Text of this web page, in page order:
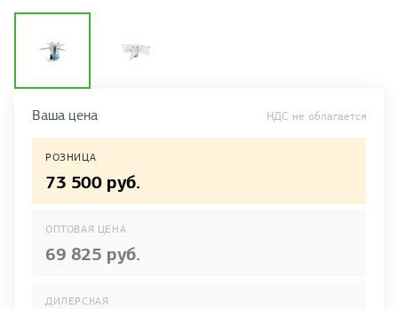
Ваша цена НДС не облагается
РОЗНИЦА
73 500 руб.
ОПТОВАЯ ЦЕНА
69 825 руб.
ДИЛЕРСКАЯ